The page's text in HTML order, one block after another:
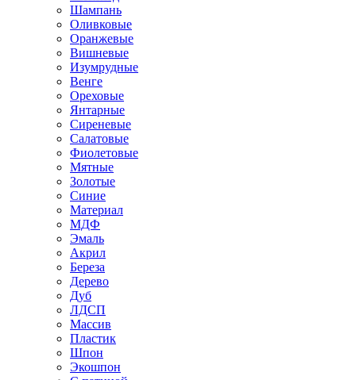
Шампань
Оливковые
Оранжевые
Вишневые
Изумрудные
Венге
Ореховые
Янтарные
Сиреневые
Салатовые
Фиолетовые
Мятные
Золотые
Синие
Материал
МДФ
Эмаль
Акрил
Береза
Дерево
Дуб
ЛДСП
Массив
Пластик
Шпон
Экошпон